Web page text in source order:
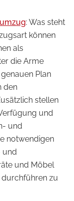
: Was steht
können
als
die Arme
Plan
den
stellen
und
und
notwendigen
und
und Möbel
zu